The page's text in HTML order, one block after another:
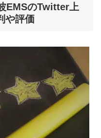
EMSのTwitter上
や評価